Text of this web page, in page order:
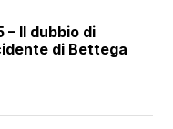
– Il dubbio di
di Bettega